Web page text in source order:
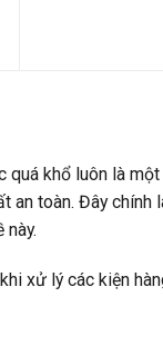
khổ luôn là
an toàn. Đây chính
xử lý các kiện